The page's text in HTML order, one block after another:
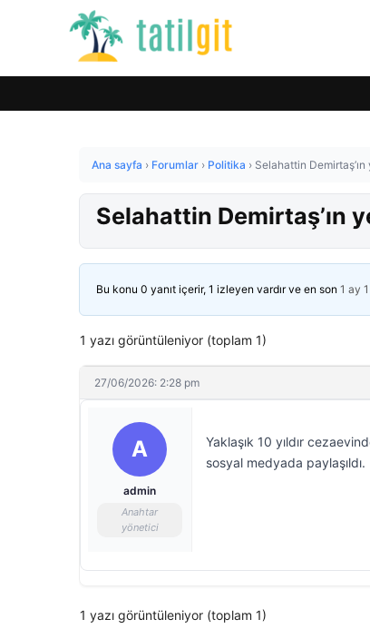
Ana sayfa › Forumlar › Politika › Selahattin
Selahattin Demirtaş’ın
Bu konu 0 yanıt içerir, 1 izleyen vardır ve en son 1 ay
1 yazı görüntüleniyor (toplam 1)
27/06/2026: 2:28 pm
A
admin
Anahtar
yönetici
Yaklaşık 10 yıldır
sosyal medyada paylaşıldı.
1 yazı görüntüleniyor (toplam 1)